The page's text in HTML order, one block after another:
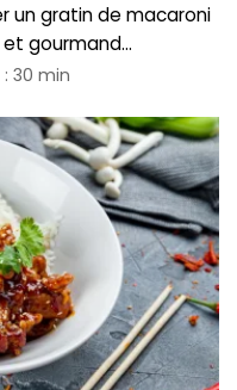
un gratin de macaroni
gourmand...
30 min